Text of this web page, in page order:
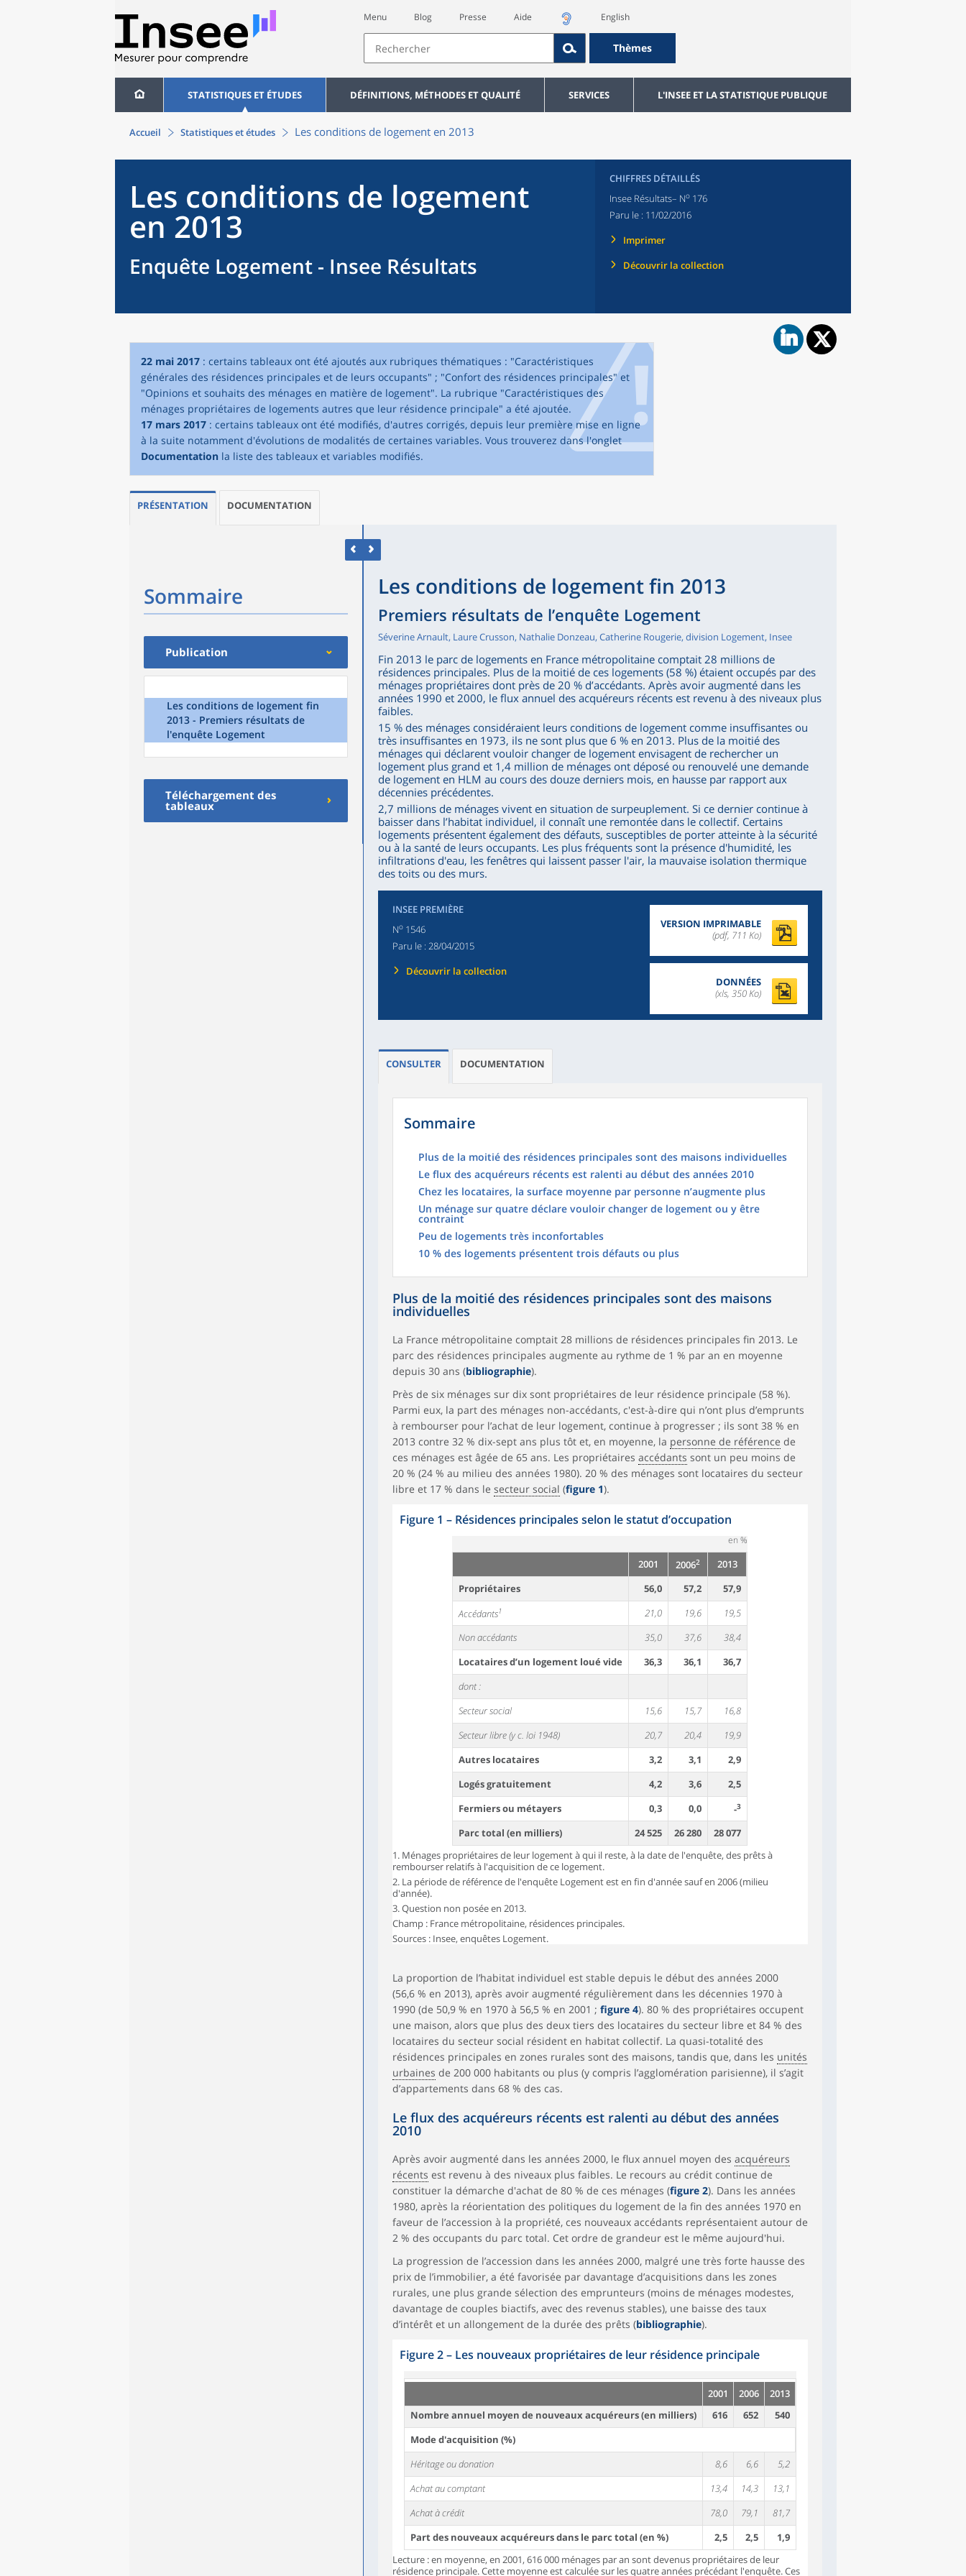
Menu Blog Presse Aide English
Thèmes
STATISTIQUES ET ÉTUDES DÉFINITIONS, MÉTHODES ET QUALITÉ SERVICES L'INSEE ET LA STATISTIQUE PUBLIQUE
Accueil Statistiques et études Les conditions de logement en 2013
Les conditions de logement
en 2013
Enquête Logement - Insee Résultats
CHIFFRES DÉTAILLÉS
Insee Résultats– No 176
Paru le : 11/02/2016
Imprimer
Découvrir la collection
22 mai 2017 : certains tableaux ont été ajoutés aux rubriques thématiques : "Caractéristiques
générales des résidences principales et de leurs occupants" ; "Confort des résidences principales" et
"Opinions et souhaits des ménages en matière de logement". La rubrique "Caractéristiques des
ménages propriétaires de logements autres que leur résidence principale" a été ajoutée.
17 mars 2017 : certains tableaux ont été modifiés, d'autres corrigés, depuis leur première mise en ligne
à la suite notamment d'évolutions de modalités de certaines variables. Vous trouverez dans l'onglet
Documentation la liste des tableaux et variables modifiés.
PRÉSENTATION DOCUMENTATION
Sommaire
Publication
Les conditions de logement fin
2013 - Premiers résultats de
l'enquête Logement
Téléchargement des
tableaux
Les conditions de logement fin 2013
Premiers résultats de l’enquête Logement
Séverine Arnault, Laure Crusson, Nathalie Donzeau, Catherine Rougerie, division Logement, Insee
Fin 2013 le parc de logements en France métropolitaine comptait 28 millions de
résidences principales. Plus de la moitié de ces logements (58 %) étaient occupés par des
ménages propriétaires dont près de 20 % d’accédants. Après avoir augmenté dans les
années 1990 et 2000, le flux annuel des acquéreurs récents est revenu à des niveaux plus
faibles.
15 % des ménages considéraient leurs conditions de logement comme insuffisantes ou
très insuffisantes en 1973, ils ne sont plus que 6 % en 2013. Plus de la moitié des
ménages qui déclarent vouloir changer de logement envisagent de rechercher un
logement plus grand et 1,4 million de ménages ont déposé ou renouvelé une demande
de logement en HLM au cours des douze derniers mois, en hausse par rapport aux
décennies précédentes.
2,7 millions de ménages vivent en situation de surpeuplement. Si ce dernier continue à
baisser dans l’habitat individuel, il connaît une remontée dans le collectif. Certains
logements présentent également des défauts, susceptibles de porter atteinte à la sécurité
ou à la santé de leurs occupants. Les plus fréquents sont la présence d'humidité, les
infiltrations d'eau, les fenêtres qui laissent passer l'air, la mauvaise isolation thermique
des toits ou des murs.
INSEE PREMIÈRE
No1546
Paru le : 28/04/2015
Découvrir la collection
VERSION IMPRIMABLE
(pdf, 711 Ko)
DONNÉES
(xls, 350 Ko)
CONSULTER DOCUMENTATION
Sommaire
Plus de la moitié des résidences principales sont des maisons individuelles
Le flux des acquéreurs récents est ralenti au début des années 2010
Chez les locataires, la surface moyenne par personne n’augmente plus
Un ménage sur quatre déclare vouloir changer de logement ou y être
contraint
Peu de logements très inconfortables
10 % des logements présentent trois défauts ou plus
Plus de la moitié des résidences principales sont des maisons
individuelles
La France métropolitaine comptait 28 millions de résidences principales fin 2013. Le
parc des résidences principales augmente au rythme de 1 % par an en moyenne
depuis 30 ans (bibliographie).
Près de six ménages sur dix sont propriétaires de leur résidence principale (58 %).
Parmi eux, la part des ménages non-accédants, c'est-à-dire qui n’ont plus d’emprunts
à rembourser pour l’achat de leur logement, continue à progresser ; ils sont 38 % en
2013 contre 32 % dix-sept ans plus tôt et, en moyenne, la personne de référence de
ces ménages est âgée de 65 ans. Les propriétaires accédants sont un peu moins de
20 % (24 % au milieu des années 1980). 20 % des ménages sont locataires du secteur
libre et 17 % dans le secteur social (figure 1).
Figure 1 – Résidences principales selon le statut d’occupation
en %
2001 20062
2013
Propriétaires
56,0 57,2
57,9
Accédants1 21,0 19,6
19,5
Non accédants
35,0 37,6
38,4
Locataires d’un logement loué vide
36,3 36,1
36,7
dont :
Secteur social
15,6 15,7
16,8
Secteur libre (y c. loi 1948)
20,7 20,4
19,9
Autres locataires
3,2 3,1
2,9
Logés gratuitement
4,2 3,6
2,5
Fermiers ou métayers
0,3 0,0 -3
Parc total (en milliers) 24 525 26 280
28 077
1. Ménages propriétaires de leur logement à qui il reste, à la date de l'enquête, des prêts à
rembourser relatifs à l'acquisition de ce logement.
2. La période de référence de l'enquête Logement est en fin d'année sauf en 2006 (milieu
d'année).
3. Question non posée en 2013.
Champ : France métropolitaine, résidences principales.
Sources : Insee, enquêtes Logement.
La proportion de l’habitat individuel est stable depuis le début des années 2000
(56,6 % en 2013), après avoir augmenté régulièrement dans les décennies 1970 à
1990 (de 50,9 % en 1970 à 56,5 % en 2001 ; figure 4). 80 % des propriétaires occupent
une maison, alors que plus des deux tiers des locataires du secteur libre et 84 % des
locataires du secteur social résident en habitat collectif. La quasi-totalité des
résidences principales en zones rurales sont des maisons, tandis que, dans les unités
urbaines de 200 000 habitants ou plus (y compris l’agglomération parisienne), il s’agit
d’appartements dans 68 % des cas.
Le flux des acquéreurs récents est ralenti au début des années
2010
Après avoir augmenté dans les années 2000, le flux annuel moyen des acquéreurs
récents est revenu à des niveaux plus faibles. Le recours au crédit continue de
constituer la démarche d'achat de 80 % de ces ménages (figure 2). Dans les années
1980, après la réorientation des politiques du logement de la fin des années 1970 en
faveur de l’accession à la propriété, ces nouveaux accédants représentaient autour de
2 % des occupants du parc total. Cet ordre de grandeur est le même aujourd'hui.
La progression de l’accession dans les années 2000, malgré une très forte hausse des
prix de l’immobilier, a été favorisée par davantage d’acquisitions dans les zones
rurales, une plus grande sélection des emprunteurs (moins de ménages modestes,
davantage de couples biactifs, avec des revenus stables), une baisse des taux
d’intérêt et un allongement de la durée des prêts (bibliographie).
Figure 2– Les nouveaux propriétaires de leur résidence principale
2001 2006
2013
Nombre annuel moyen de nouveaux acquéreurs (en milliers)
616 652
540
Mode d'acquisition (%)
Héritage ou donation
8,6 6,6
5,2
Achat au comptant
13,4 14,3
13,1
Achat à crédit
78,0 79,1
81,7
Part des nouveaux acquéreurs dans le parc total (en %)
2,5 2,5
1,9
Lecture : en moyenne, en 2001, 616 000 ménages par an sont devenus propriétaires de leur
résidence principale. Cette moyenne est calculée sur les quatre années précédant l'enquête. Ces